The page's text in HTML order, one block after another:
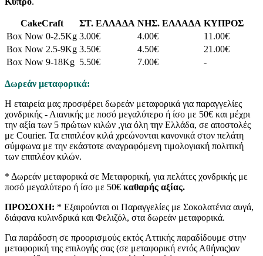
CakeCraft ΣΤ. ΕΛΛΑΔΑ ΝΗΣ. ΕΛΛΑΔΑ ΚΥΠΡΟΣ
Box Now 0-2.5Kg 3.00€ 4.00€
11.00€
Box Now 2.5-9Kg 3.50€ 4.50€
21.00€
Box Now 9-18Kg 5.50€ 7.00€ -
Δωρεάν μεταφορικά:
Η εταιρεία μας προσφέρει δωρεάν μεταφορικά για παραγγελίες
χονδρικής - Λιανικής με ποσό μεγαλύτερο ή ίσο με 50€ και μέχρι
την αξία των 5 πρώτων κιλών ,για όλη την Ελλάδα, σε αποστολές
με Courier. Τα επιπλέον κιλά χρεώνονται κανονικά στον πελάτη
σύμφωνα με την εκάστοτε αναγραφόμενη τιμολογιακή πολιτική
των επιπλέον κιλών.
* Δωρεάν μεταφορικά σε Μεταφορική, για πελάτες χονδρικής με
ποσό μεγαλύτερο ή ίσο με 50€ καθαρής αξίας.
ΠΡΟΣΟΧΗ: * Εξαιρούνται οι Παραγγελίες με Σοκολατένια αυγά,
διάφανα κυλινδρικά και Φελιζόλ, στα δωρεάν μεταφορικά.
Για παράδοση σε προορισμούς εκτός Αττικής παραδίδουμε στην
μεταφορική της επιλογής σας (σε μεταφορική εντός Αθήνας)αν